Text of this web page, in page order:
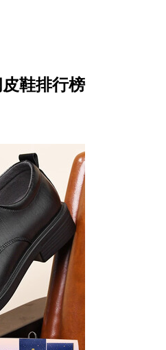
鞋排行榜